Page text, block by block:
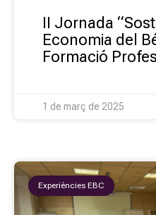
II Jornada
Economia del
Formació
1 de març de 2025
Experiències EBC